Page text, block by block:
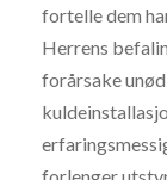
fortelle dem
Herrens
forårsake